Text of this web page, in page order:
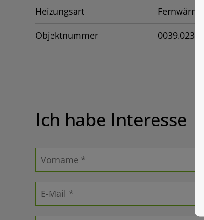
Heizungsart Fernwärme
Objektnummer 0039.0233
Ich habe Interesse